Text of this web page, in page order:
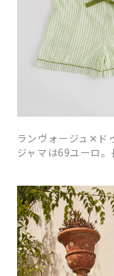
ランヴォージュ✕ド
ジャマは69ユーロ